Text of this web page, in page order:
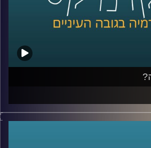
להאמין לפלטפורמות האלה יותר מלסקרים
והאם יכול להיות שפלטפורמות כאלה כבר
אלא גם מתחילות לעצב אותה?
נמצא איתנו היום פרופ’ צחי חייט
שחוקר חוכמת המונים, רשתות חברתיות
החוקרים הבולטים בישראל בתחום שווקי
בסוריה?
במי? איך טורקיה הפכה לשחקן כל כך